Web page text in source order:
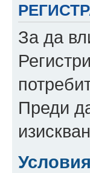
За да
Преди